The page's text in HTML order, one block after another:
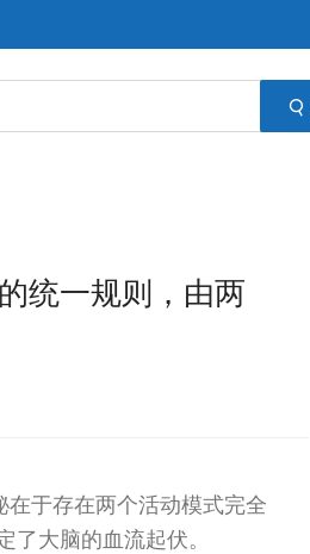
统一规则，由两
于存在两个活动模式完全
了大脑的血流起伏。